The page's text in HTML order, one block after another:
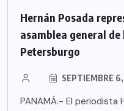
Hernán Posada
asamblea general de
Petersburgo
SEPTIEMBRE
PANAMÁ.- El periodista